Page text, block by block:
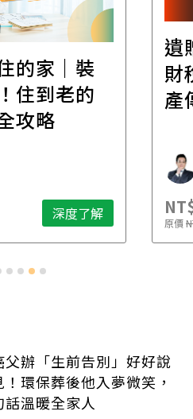
的家｜裝
住到老的
攻略
深度了解
遺
財
產
原價
父辦「生前告別」好好說
！環保葬後他入夢微笑，
話溫暖全家人